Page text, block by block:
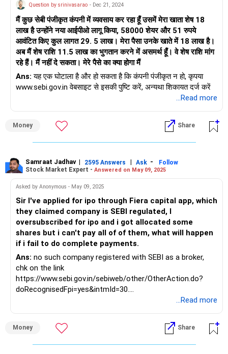
Question by srinivasarao - Dec 21, 2024
मैं कुछ सेबी पंजीकृत कंपनी में व्यवसाय कर रहा हूँ उसमें मेरा खाता शेष 18
लाख है उन्होंने नया आईपीओ लागू किया, 58000 शेयर और 51 रुपये
आवंटित किए कुल लागत 29. 5 लाख। मेरा पैसा उनके खाते में 18 लाख है।
अब मैं शेष राशि 11.5 लाख का भुगतान करने में असमर्थ हूँ। वे शेष राशि मांग
रहे हैं। मैं नहीं दे सकता। मेरे पैसे का क्या होगा मैं
Ans: यह एक घोटाला है और हो सकता है कि कंपनी पंजीकृत न हो, कृपया
www.sebi.gov.in वेबसाइट से इसकी पुष्टि करें, अन्यथा शिकायत दर्ज करें
...Read more
Money Share
Samraat Jadhav| 2595 Answers | Ask -
Follow
Stock Market Expert - Answered on May 09, 2025
Asked by Anonymous - May 09, 2025
Sir I've applied for ipo through Fiera capital app, which
they claimed company is SEBI regulated, I
oversubscribed for ipo and i got allocated some
shares but i can't pay all of of them, what will happen
if i fail to do complete payments.
Ans: no such company registered with SEBI as a broker,
chk on the link
https://www.sebi.gov.in/sebiweb/other/OtherAction.do?
doRecognisedFpi=yes&intmId=30.
they are fraud, take your money back and file a police...Read more
Money Share